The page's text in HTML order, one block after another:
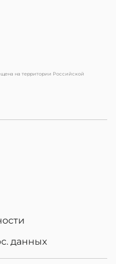
данных
на территории Российской